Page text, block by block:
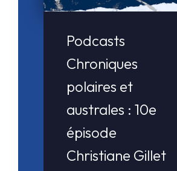
Podcasts
Chroniques
polaires et
australes : 10e
épisode
Christiane Gillet